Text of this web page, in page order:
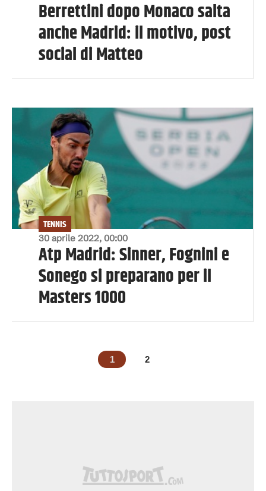
Berrettini dopo Monaco salta
anche Madrid: il motivo, post
social di Matteo
30 aprile 2022, 00:00
TENNIS
Atp Madrid: Sinner, Fognini e
Sonego si preparano per il
Masters 1000
1 2